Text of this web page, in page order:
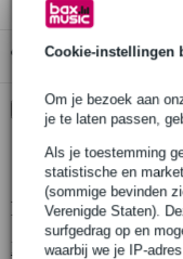
Cookie-instellingen
Om je bezoek aan
je te laten passen,
Als je toestemming
statistische en
(sommige bevinden
Verenigde Staten).
surfgedrag op en
waarbij we je IP-
Gratis ophalen in
Kies nu voor 2
voordelen
€ 9,45
Productinformatie
Bekijk alle